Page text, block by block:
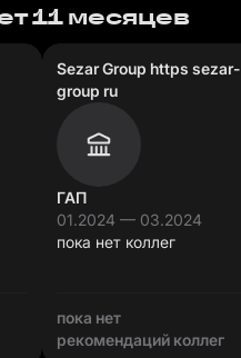
11 месяцев
Sezar Group https sezar-
group ru
ГАП
01.2024 — 03.2024
пока нет коллег
пока нет
рекомендаций коллег